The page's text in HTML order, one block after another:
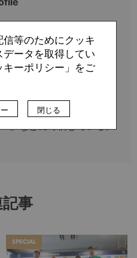
2012年のロンドン五輪
りスポーツの奥深さにハ
ー専門新聞『エル・ゴラ
湘南ベルマーレ、東京ヴ
フリーランスとして
』などに寄稿している。
記事
SPECIAL
等のためにクッキ
ータを取得してい
キーポリシー」をご
閉じる